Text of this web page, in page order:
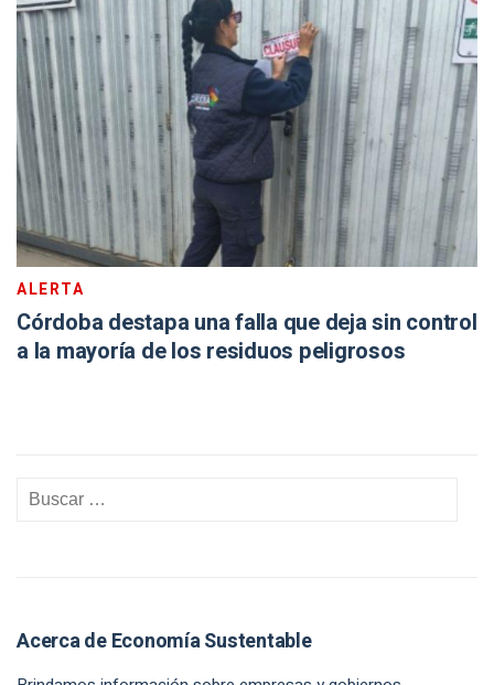
ALERTA
Córdoba destapa una falla que deja sin control
a la mayoría de los residuos peligrosos
Acerca de Economía Sustentable